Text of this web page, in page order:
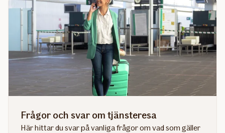
Frågor och svar om tjänsteresa
Här hittar du svar på vanliga frågor om vad som gäller